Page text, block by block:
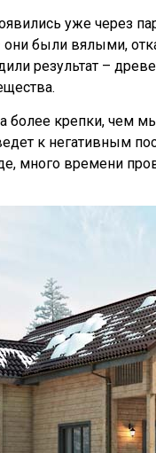
уже через
были вялыми,
результат –
более крепки, чем
к негативным
много времени